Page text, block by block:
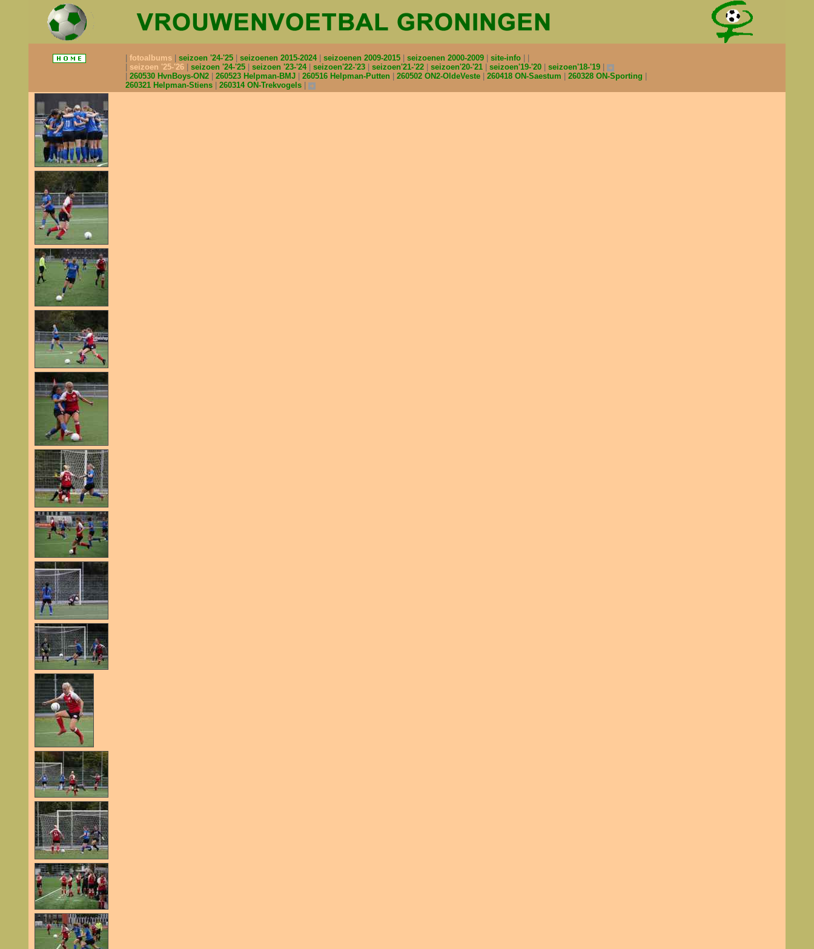
fotoalbums seizoen '24-'25 seizoenen 2015-2024 seizoenen 2009-2015 seizoenen 2000-2009
site-info
seizoen '25-'26
seizoen '24-'25 seizoen '23-'24 seizoen'22-'23 seizoen'21-'22 seizoen'20-'21 seizoen'19-'20
seizoen'18-'19
260530 HvnBoys-ON2
260523 Helpman-BMJ 260516 Helpman-Putten 260502 ON2-OldeVeste 260418 ON-Saestum
260328 ON-Sporting
260321 Helpman-Stiens
260314 ON-Trekvogels